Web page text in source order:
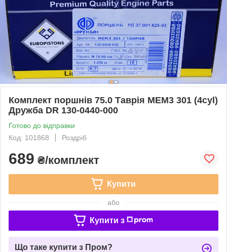
Комплект поршнів 75.0 Таврія МЕМ3 301 (4cyl)
Дружба DR 130-0440-000
Готово до відправки
Код: 101868
Роздріб
689 ₴/комплект
Купити
або
Купити з
Що таке купити з Пром?